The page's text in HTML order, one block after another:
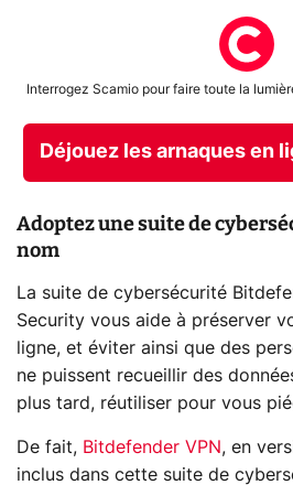
Interrogez Scamio pour faire toute la
Déjouez les arnaques en
Adoptez une suite de
nom
La suite de cybersécurité
Security vous aide à préserver
ligne, et éviter ainsi que des
ne puissent recueillir des
plus tard, réutiliser pour vous
De fait, Bitdefender VPN, en
inclus dans cette suite de